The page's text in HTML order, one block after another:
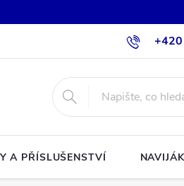
A PŘÍSLUŠENSTVÍ